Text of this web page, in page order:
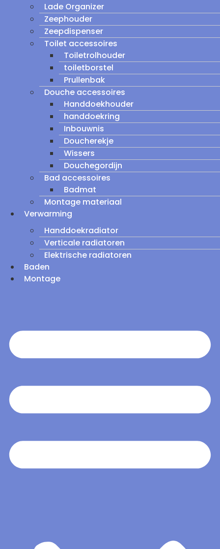
Lade Organizer
Zeephouder
Zeepdispenser
Toilet accessoires
Toiletrolhouder
toiletborstel
Prullenbak
Douche accessoires
Handdoekhouder
handdoekring
Inbouwnis
Doucherekje
Wissers
Douchegordijn
Bad accessoires
Badmat
Montage materiaal
Verwarming
Handdoekradiator
Verticale radiatoren
Elektrische radiatoren
Baden
Montage